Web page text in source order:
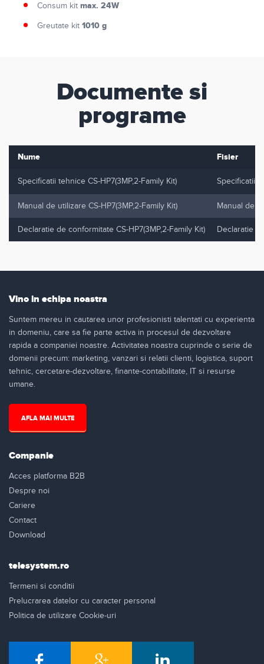
Consum kit max. 24W
Greutate kit 1010 g
Documente si
programe
Nume Fisier
Specificatii tehnice CS-HP7(3MP,2-Family Kit) Specificatii
Manual de utilizare CS-HP7(3MP,2-Family Kit) Manual de
Declaratie de conformitate CS-HP7(3MP,2-Family Kit) Declaratie
Vino in echipa noastra
Suntem mereu in cautarea unor profesionisti talentati cu experienta
in domeniu, care sa fie parte activa in procesul de dezvoltare
rapida a companiei noastre. Activitatea noastra cuprinde o serie de
domenii precum: marketing, vanzari si relatii clienti, logistica, suport
tehnic, cercetare-dezvoltare, finante-contabilitate, IT si resurse
umane.
AFLA MAI MULTE
Companie
Acces platforma B2B
Despre noi
Cariere
Contact
Download
telesystem.ro
Termeni si conditii
Prelucrarea datelor cu caracter personal
Politica de utilizare Cookie-uri